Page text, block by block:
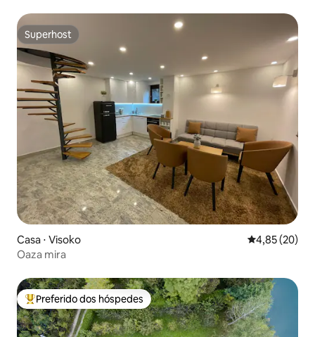
Superhost
Superhost
Casa ⋅ Visoko 4,85 de uma
4,85 (20)
Oaza mira
Entre os melhores preferidos dos hóspedes
Preferido dos hóspedes